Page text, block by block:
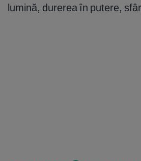
lumină, durerea în putere,